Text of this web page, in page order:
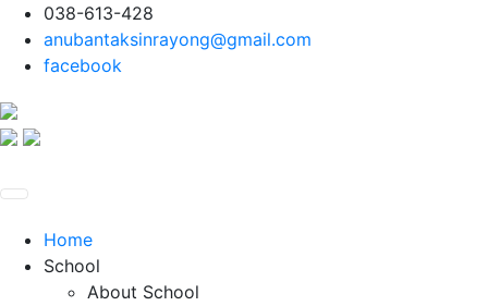
038-613-428
anubantaksinrayong@gmail.com
facebook
Home
School
About School